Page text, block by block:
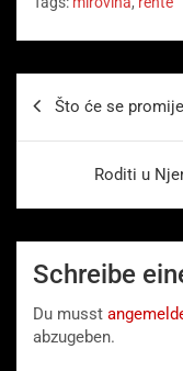
Što će se
Roditi u
Schreibe
Du musst
abzugeben.